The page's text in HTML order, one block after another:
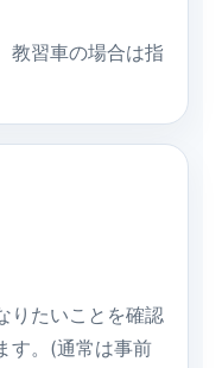
教習車の場合は指
りたいことを確認
す。(通常は事前